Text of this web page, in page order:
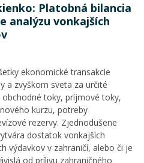
Platobná bilancia
analýzu vonkajších
ekonomické transakcie
a zvyškom sveta za určité
toky, príjmové toky,
kurzu, potreby
rezervy. Zjednodušene
dostatok vonkajších
výdavkov v zahraničí, alebo či je
od prílivu zahraničného